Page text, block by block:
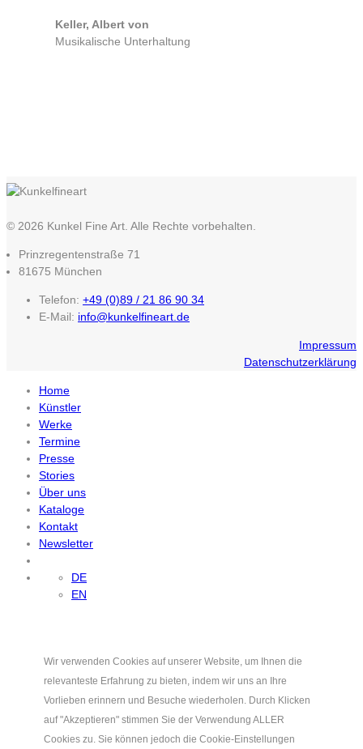
Keller, Albert von
Musikalische Unterhaltung
© 2026 Kunkel Fine Art. Alle Rechte vorbehalten.
Prinzregentenstraße 71
81675 München
Telefon: +49 (0)89 / 21 86 90 34
E-Mail: info@kunkelfineart.de
Impressum
Datenschutzerklärung
Home
Künstler
Werke
Termine
Presse
Stories
Über uns
Kataloge
Kontakt
Newsletter
DE
EN
Wir verwenden Cookies auf unserer Website, um Ihnen die
relevanteste Erfahrung zu bieten, indem wir uns an Ihre
Vorlieben erinnern und Besuche wiederholen. Durch Klicken
auf "Akzeptieren" stimmen Sie der Verwendung ALLER
Cookies zu. Sie können jedoch die Cookie-Einstellungen